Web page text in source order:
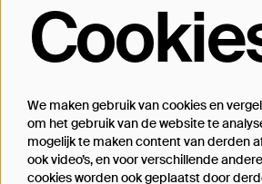
Volg ons
We maken gebruik van cookies en
om het gebruik van de website te
mogelijk te maken content van derden
ook video’s, en voor verschillende
cookies worden ook geplaatst door